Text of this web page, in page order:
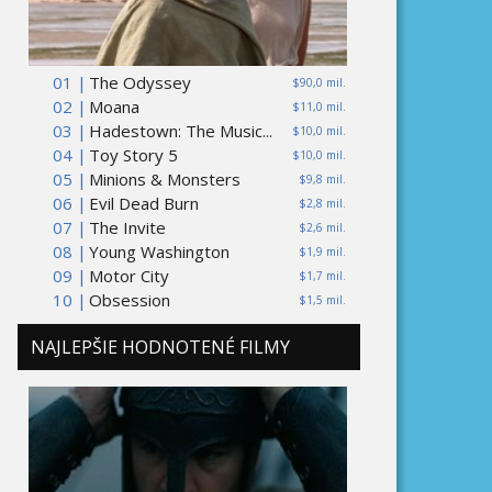
01 | $90,0 mil.
The Odyssey
02 |
$11,0 mil.
Moana
03 |
$10,0 mil.
Hadestown: The Music...
04 |
$10,0 mil.
Toy Story 5
05 |
$9,8 mil.
Minions & Monsters
06 |
$2,8 mil.
Evil Dead Burn
07 |
$2,6 mil.
The Invite
08 |
$1,9 mil.
Young Washington
09 |
$1,7 mil.
Motor City
10 |
$1,5 mil.
Obsession
NAJLEPŠIE HODNOTENÉ FILMY